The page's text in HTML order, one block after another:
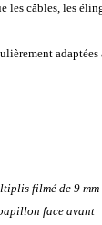
câbles, les
adaptées
filmé de 9 mm
face avant